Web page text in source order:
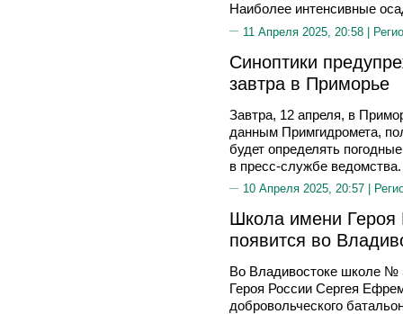
Наиболее интенсивные
11 Апреля 2025, 20:58 |
Синоптики
завтра в Приморье
Завтра, 12 апреля, в
данным Примгидромета,
будет определять
в пресс-службе ведомства.
10 Апреля 2025, 20:57 |
Школа имени Героя
появится во
Во Владивостоке школе №
Героя России Сергея
добровольческого